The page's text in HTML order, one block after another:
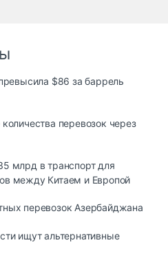
$86 за баррель
перевозок через
млрд в транспорт для
между Китаем и Европой
перевозок Азербайджана
ищут альтернативные